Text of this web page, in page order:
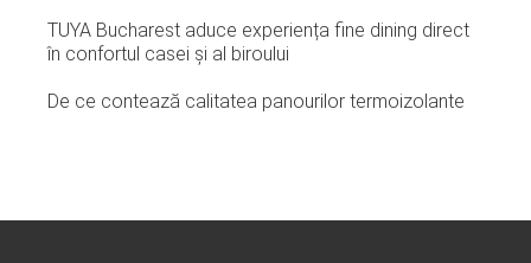
TUYA Bucharest aduce experiența fine dining direct
în confortul casei și al biroului
De ce contează calitatea panourilor termoizolante